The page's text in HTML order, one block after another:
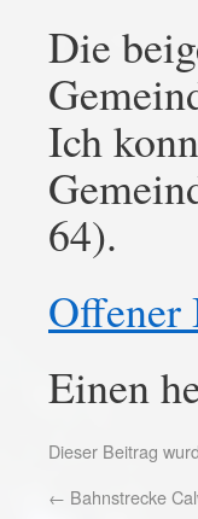
Die
Ich
64).
Offener
Einen
Dieser Beitrag
← Bahnstrecke